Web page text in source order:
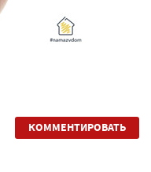
КОММЕНТИРОВАТЬ